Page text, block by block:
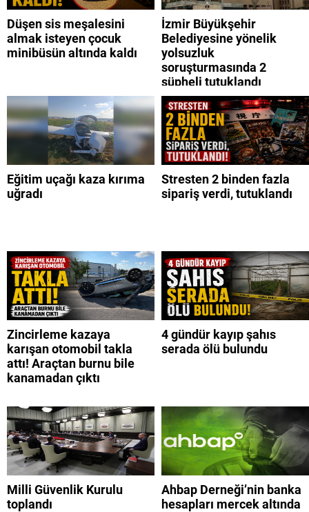
Düşen sis meşalesini
almak isteyen çocuk
minibüsün altında kaldı
İzmir Büyükşehir
Belediyesine yönelik
yolsuzluk
soruşturmasında 2
şüpheli tutuklandı
Eğitim uçağı kaza kırıma
uğradı
Stresten 2 binden fazla
sipariş verdi, tutuklandı
Zincirleme kazaya
karışan otomobil takla
attı! Araçtan burnu bile
kanamadan çıktı
4 gündür kayıp şahıs
serada ölü bulundu
Milli Güvenlik Kurulu
toplandı
Ahbap Derneği’nin banka
hesapları mercek altında